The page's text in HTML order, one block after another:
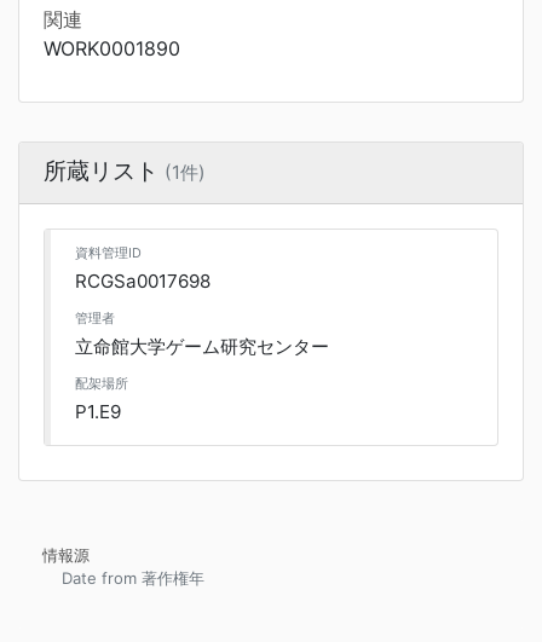
関連
WORK0001890
所蔵リスト (1件)
資料管理ID
RCGSa0017698
管理者
立命館大学ゲーム研究センター
配架場所
P1.E9
情報源
Date from 著作権年